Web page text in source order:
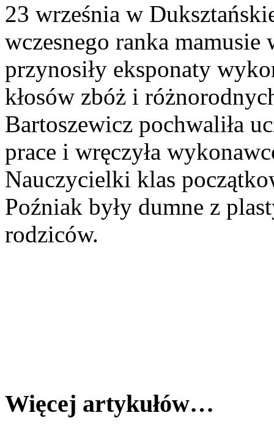
23 września w
wczesnego ranka
przynosiły eksponaty
kłosów zbóż i
Bartoszewicz pochwaliła
prace i wręczyła
Nauczycielki klas
Poźniak były dumne z
rodziców.
Więcej artykułów…